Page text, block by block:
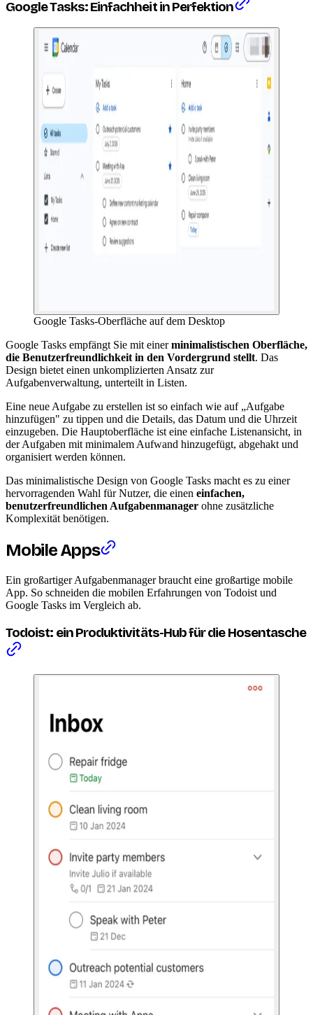
Google Tasks: Einfachheit in Perfektion
Google Tasks-Oberfläche auf dem Desktop
Google Tasks empfängt Sie mit einerminimalistischen Oberfläche,
die Benutzerfreundlichkeit in den Vordergrund stellt. Das
Design bietet einen unkomplizierten Ansatz zur
Aufgabenverwaltung, unterteilt in Listen.
Eine neue Aufgabe zu erstellen ist so einfach wie auf „Aufgabe
hinzufügen" zu tippen und die Details, das Datum und die Uhrzeit
einzugeben. Die Hauptoberfläche ist eine einfache Listenansicht, in
der Aufgaben mit minimalem Aufwand hinzugefügt, abgehakt und
organisiert werden können.
Das minimalistische Design von Google Tasks macht es zu einer
hervorragenden Wahl für Nutzer, die einen einfachen,
benutzerfreundlichen Aufgabenmanager ohne zusätzliche
Komplexität benötigen.
Mobile Apps
Ein großartiger Aufgabenmanager braucht eine großartige mobile
App. So schneiden die mobilen Erfahrungen von Todoist und
Google Tasks im Vergleich ab.
Todoist: ein Produktivitäts-Hub für die Hosentasche